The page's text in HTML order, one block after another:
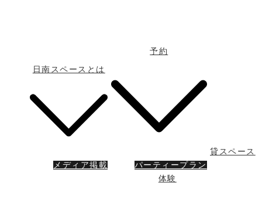
日南スペースとは
メディア掲載
予約
パーティープラン
貸スペース
体験